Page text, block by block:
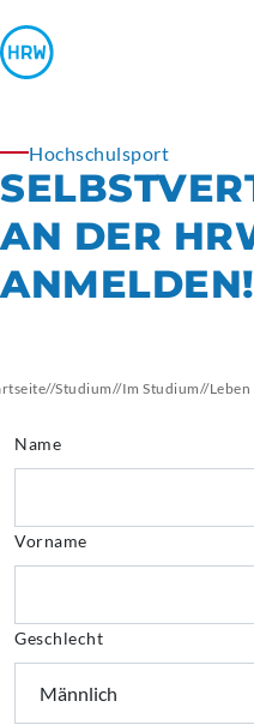
Hochschulsport
AN DER
ANMELDEN!
//Studium//Im Studium//Leben
Name
Vorname
Geschlecht